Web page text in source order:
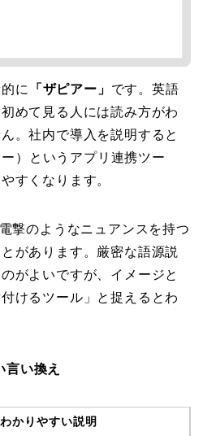
に 「ザピアー」 です。英語
めて見る人には読み方がわ
。社内で導入を説明すると
）というアプリ連携ツー
すくなります。
撃のようなニュアンスを持つ
があります。厳密な語源説
がよいですが、イメージと
けるツール」と捉えるとわ
言い換え
わかりやすい説明